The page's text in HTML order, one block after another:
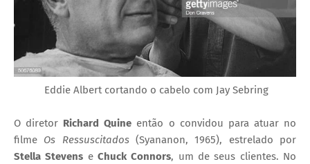
Eddie Albert cortando o cabelo com Jay Sebring
O diretor Richard Quine então o convidou para atuar no
filme Os Ressuscitados(Syananon, 1965), estrelado por
Stella Stevens eChuck Connors, um de seus clientes. No